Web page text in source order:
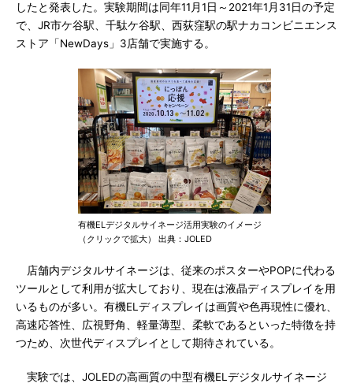
したと発表した。実験期間は同年11月1日～2021年1月31日の予定
で、JR市ケ谷駅、千駄ケ谷駅、西荻窪駅の駅ナカコンビニエンス
ストア「NewDays」3店舗で実施する。
有機ELデジタルサイネージ活用実験のイメージ
（クリックで拡大） 出典：JOLED
店舗内デジタルサイネージは、従来のポスターやPOPに代わる
ツールとして利用が拡大しており、現在は液晶ディスプレイを用
いるものが多い。有機ELディスプレイは画質や色再現性に優れ、
高速応答性、広視野角、軽量薄型、柔軟であるといった特徴を持
つため、次世代ディスプレイとして期待されている。
実験では、JOLEDの高画質の中型有機ELデジタルサイネージ